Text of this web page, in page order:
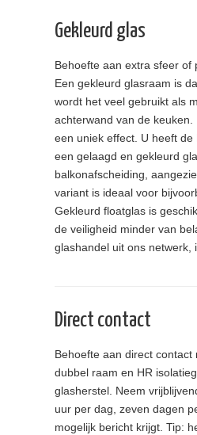
Gekleurd glas
Behoefte aan extra sfeer of
Een gekleurd glasraam is
wordt het veel gebruikt als
achterwand van de
een uniek effect. U heeft
een gelaagd en gekleurd
balkonafscheiding,
variant is ideaal voor
Gekleurd floatglas is
de veiligheid minder van
glashandel uit ons netwerk,
Direct contact
Behoefte aan direct
dubbel raam en HR
glasherstel. Neem
uur per dag, zeven dagen
mogelijk bericht krijgt. Tip: